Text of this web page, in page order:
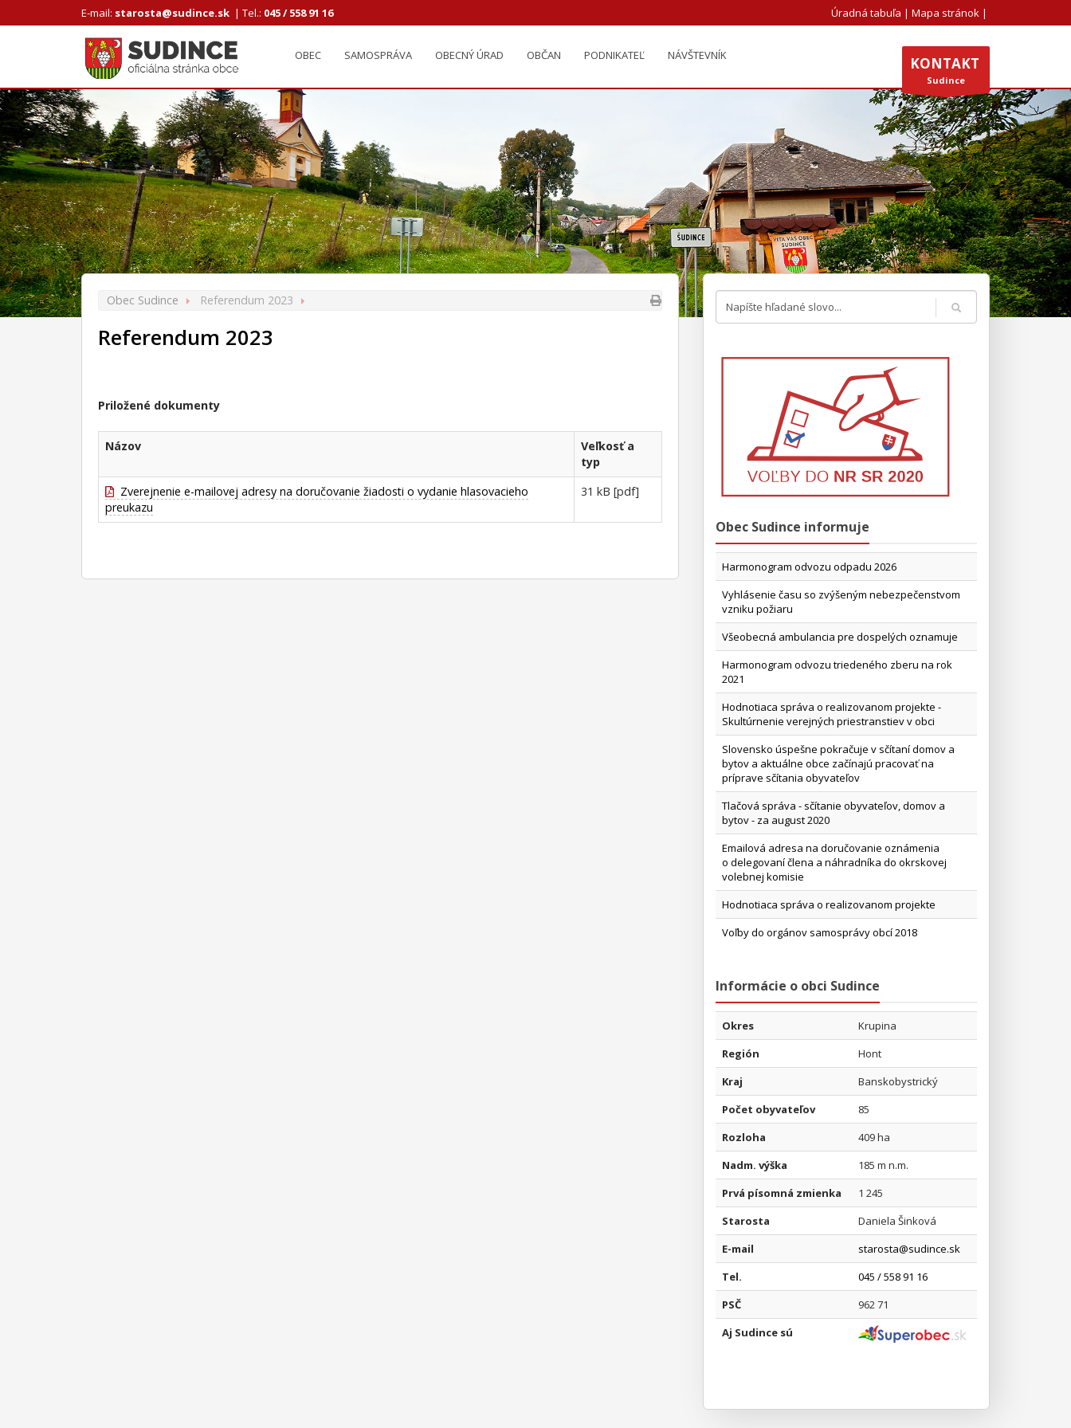
E-mail: starosta@sudince.sk | Tel.: 045 / 558 91 16 Mapa stránok |
Úradná tabuľa |
OBEC SAMOSPRÁVA OBECNÝ ÚRAD OBČAN PODNIKATEĽ NÁVŠTEVNÍK KONTAKT
Sudince
Obec Sudince Referendum 2023
Referendum 2023
Priložené dokumenty
Názov
Veľkosť a
typ
Zverejnenie e-mailovej adresy na doručovanie žiadosti o vydanie hlasovacieho
preukazu
31 kB [pdf]
Obec Sudince informuje
Harmonogram odvozu odpadu 2026
Vyhlásenie času so zvýšeným nebezpečenstvom
vzniku požiaru
Všeobecná ambulancia pre dospelých oznamuje
Harmonogram odvozu triedeného zberu na rok
2021
Hodnotiaca správa o realizovanom projekte -
Skultúrnenie verejných priestranstiev v obci
Slovensko úspešne pokračuje v sčítaní domov a
bytov a aktuálne obce začínajú pracovať na
príprave sčítania obyvateľov
Tlačová správa - sčítanie obyvateľov, domov a
bytov - za august 2020
Emailová adresa na doručovanie oznámenia
o delegovaní člena a náhradníka do okrskovej
volebnej komisie
Hodnotiaca správa o realizovanom projekte
Voľby do orgánov samosprávy obcí 2018
Informácie o obci Sudince
Okres
Krupina
Región
Hont
Kraj
Banskobystrický
Počet obyvateľov
85
Rozloha
409 ha
Nadm. výška
185 m n.m.
Prvá písomná zmienka
1 245
Starosta
Daniela Šinková
E-mail
starosta@sudince.sk
Tel.
045 / 558 91 16
PSČ
962 71
Aj Sudince sú